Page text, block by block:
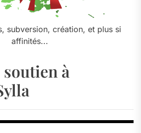
subversion, création, et plus si
affinités...
soutien à